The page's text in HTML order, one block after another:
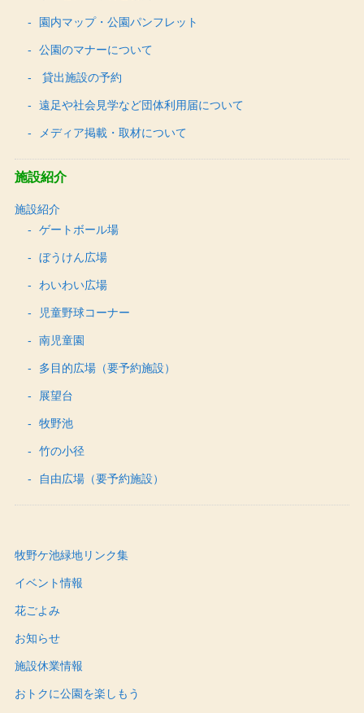
園内マップ・公園パンフレット
公園のマナーについて
貸出施設の予約
遠足や社会見学など団体利用届について
メディア掲載・取材について
施設紹介
施設紹介
ゲートボール場
ぼうけん広場
わいわい広場
児童野球コーナー
南児童園
多目的広場（要予約施設）
展望台
牧野池
竹の小径
自由広場（要予約施設）
牧野ケ池緑地リンク集
イベント情報
花ごよみ
お知らせ
施設休業情報
おトクに公園を楽しもう